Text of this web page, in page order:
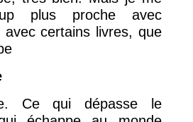
plus proche avec
certains livres, que
Ce qui dépasse le